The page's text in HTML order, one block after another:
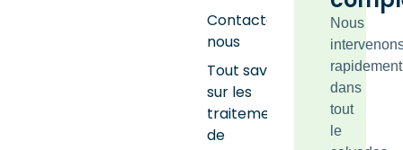
Contactez-
nous
Tout savoir
sur les
traitements
de
Nous
rapidement
dans
tout
le